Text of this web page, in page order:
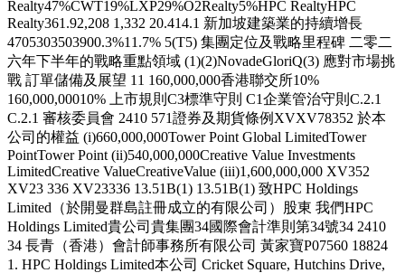
Realty47%CWT19%LXP29%O2Realty5%HPC RealtyHPC
Realty361.92,208 1,332 20.414.1 新加坡建築業的持續增長
4705303503900.3%11.7% 5(T5) 集團定位及戰略里程碑 二零二
六年下半年的戰略重點領域 (1)(2)NovadeGloriQ(3) 應對市場挑
戰 訂單儲備及展望 11 160,000,000香港聯交所10%
160,000,00010% 上市規則C3標準守則 C1企業管治守則C.2.1
C.2.1 審核委員會 2410 571證券及期貨條例XVXV78352 於本
公司的權益 (i)660,000,000Tower Point Global LimitedTower
PointTower Point (ii)540,000,000Creative Value Investments
LimitedCreative ValueCreativeValue (iii)1,600,000,000 XV352
XV23 336 XV23336 13.51B(1) 13.51B(1) 致HPC Holdings
Limited（於開曼群島註冊成立的有限公司）股東 我們HPC
Holdings Limited貴公司貴集團34國際會計準則第34號34 2410
34 長青（香港）會計師事務所有限公司 黃家寶P07560 18824
1. HPC Holdings Limited本公司 Cricket Square, Hutchins Drive,